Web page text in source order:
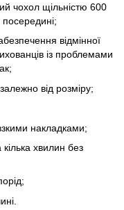
чохол щільністю 600
відмінної
із проблемами
від розміру;
накладками;
хвилин без